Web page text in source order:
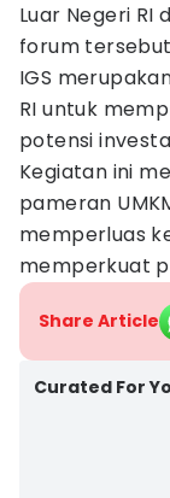
Luar Negeri
forum
IGS
RI untuk
potensi
Kegiatan ini
pameran
memperluas
memperkuat
Share Article
Curated For